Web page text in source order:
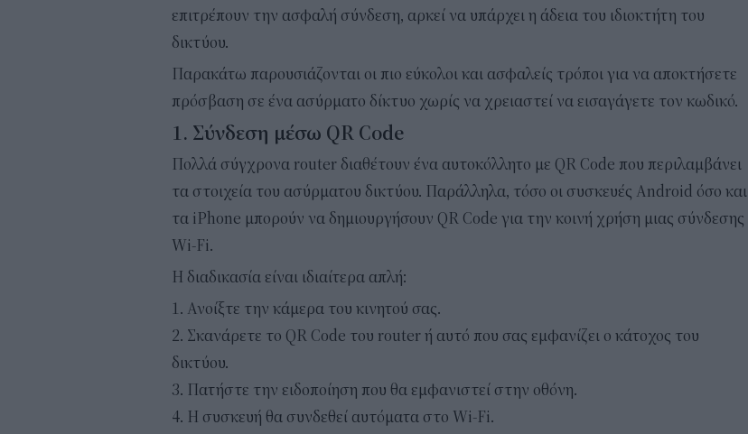
επιτρέπουν την ασφαλή σύνδεση, αρκεί να υπάρχει η άδεια του ιδιοκτήτη του
δικτύου.
Παρακάτω παρουσιάζονται οι πιο εύκολοι και ασφαλείς τρόποι για να αποκτήσετε
πρόσβαση σε ένα ασύρματο δίκτυο χωρίς να χρειαστεί να εισαγάγετε τον κωδικό.
1. Σύνδεση μέσω QR Code
Πολλά σύγχρονα router διαθέτουν ένα αυτοκόλλητο με QR Code που περιλαμβάνει
τα στοιχεία του ασύρματου δικτύου. Παράλληλα, τόσο οι συσκευές Android όσο και
τα iPhone μπορούν να δημιουργήσουν QR Code για την κοινή χρήση μιας σύνδεσης
Wi-Fi.
Η διαδικασία είναι ιδιαίτερα απλή:
Ανοίξτε την κάμερα του κινητού σας.
Σκανάρετε το QR Code του router ή αυτό που σας εμφανίζει ο κάτοχος του
δικτύου.
Πατήστε την ειδοποίηση που θα εμφανιστεί στην οθόνη.
Η συσκευή θα συνδεθεί αυτόματα στο Wi-Fi.